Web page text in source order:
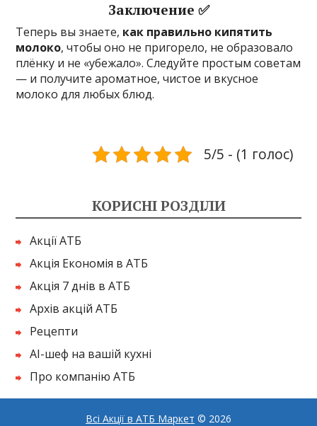
Заключение ✅
Теперь вы знаете, как правильно кипятить
молоко, чтобы оно не пригорело, не образовало
плёнку и не «убежало». Следуйте простым советам
— и получите ароматное, чистое и вкусное
молоко для любых блюд.
5/5 - (1 голос)
КОРИСНІ РОЗДІЛИ
Акції АТБ
Акція Економія в АТБ
Акція 7 днів в АТБ
Архів акцій АТБ
Рецепти
AI-шеф на вашій кухні
Про компанію АТБ
Всі Акції в АТБ Маркет © 2026